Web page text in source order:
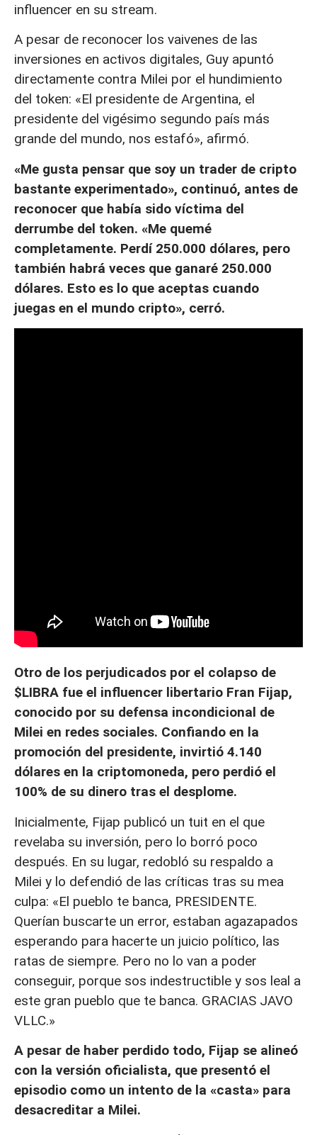
influencer en su stream.
A pesar de reconocer los vaivenes de las
inversiones en activos digitales, Guy apuntó
directamente contra Milei por el hundimiento
del token: «El presidente de Argentina, el
presidente del vigésimo segundo país más
grande del mundo, nos estafó», afirmó.
«Me gusta pensar que soy un trader de cripto
bastante experimentado», continuó, antes de
reconocer que había sido víctima del
derrumbe del token. «Me quemé
completamente. Perdí 250.000 dólares, pero
también habrá veces que ganaré 250.000
dólares. Esto es lo que aceptas cuando
juegas en el mundo cripto», cerró.
Otro de los perjudicados por el colapso de
$LIBRA fue el influencer libertario Fran Fijap,
conocido por su defensa incondicional de
Milei en redes sociales. Confiando en la
promoción del presidente, invirtió 4.140
dólares en la criptomoneda, pero perdió el
100% de su dinero tras el desplome.
Inicialmente, Fijap publicó un tuit en el que
revelaba su inversión, pero lo borró poco
después. En su lugar, redobló su respaldo a
Milei y lo defendió de las críticas tras su mea
culpa: «El pueblo te banca, PRESIDENTE.
Querían buscarte un error, estaban agazapados
esperando para hacerte un juicio político, las
ratas de siempre. Pero no lo van a poder
conseguir, porque sos indestructible y sos leal a
este gran pueblo que te banca. GRACIAS JAVO
VLLC.»
A pesar de haber perdido todo, Fijap se alineó
con la versión oficialista, que presentó el
episodio como un intento de la «casta» para
desacreditar a Milei.